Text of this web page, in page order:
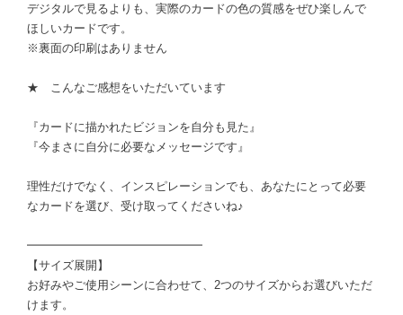
デジタルで見るよりも、実際のカードの色の質感をぜひ楽しんで
ほしいカードです。
※裏面の印刷はありません
★ こんなご感想をいただいています
『カードに描かれたビジョンを自分も見た』
『今まさに自分に必要なメッセージです』
理性だけでなく、インスピレーションでも、あなたにとって必要
なカードを選び、受け取ってくださいね♪
━━━━━━━━━━━━━━━
【サイズ展開】
お好みやご使用シーンに合わせて、2つのサイズからお選びいただ
けます。